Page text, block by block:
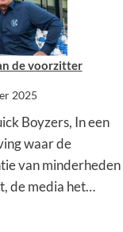
de voorzitter
2025
Boyzers, In een
waar de
van minderheden
de media het…